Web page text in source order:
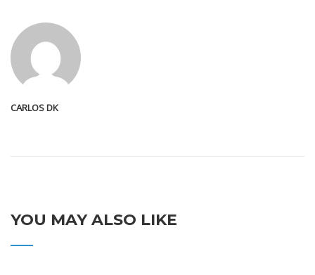
CARLOS DK
YOU MAY ALSO LIKE